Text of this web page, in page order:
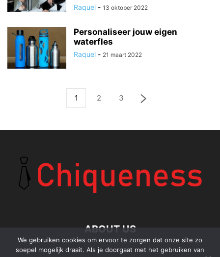
Raquel - 13 oktober 2022
Personaliseer jouw eigen
waterfles
Raquel - 21 maart 2022
1 2 3
ABOUT US
We gebruiken cookies om ervoor te zorgen dat onze site zo
soepel mogelijk draait. Als je doorgaat met het gebruiken van